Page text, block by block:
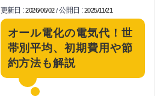
更新日 :2026/06/02/公開日 :2025/11/21
オール電化の電気代！世
帯別平均、初期費用や節
約方法も解説